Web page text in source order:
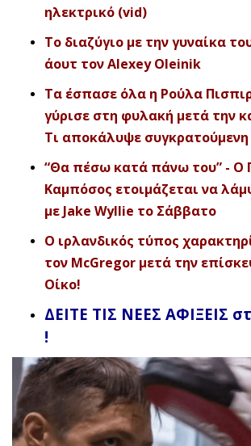
ηλεκτρικό (vid)
Το διαζύγιο με την γυναίκα
άουτ τον Alexey Oleinik
Τα έσπασε όλα η Ρούλα
γύρισε στη φυλακή μετά την
Τι αποκάλυψε συγκρατούμενη
“Θα πέσω κατά πάνω του” - O
Καμπόσος ετοιμάζεται να
με Jake Wyllie το Σάββατο
Ο ιρλανδικός τύπος
τον McGregor μετά την
Οίκο!
ΔΕΙΤΕ ΤΙΣ ΝΕΕΣ ΑΦΙΞΕΙΣ
!